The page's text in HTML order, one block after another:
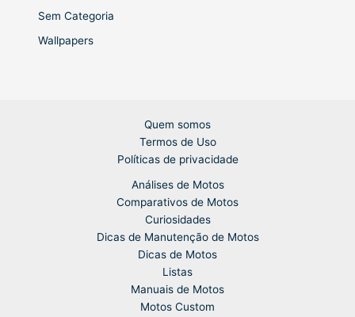
Sem Categoria
Wallpapers
Quem somos
Termos de Uso
Políticas de privacidade
Análises de Motos
Comparativos de Motos
Curiosidades
Dicas de Manutenção de Motos
Dicas de Motos
Listas
Manuais de Motos
Motos Custom